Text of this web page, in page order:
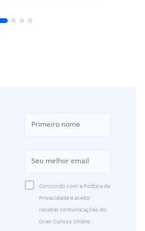
Concordo com a Política de
Privacidade e aceito
receber comunicações do
Gran Cursos Online.